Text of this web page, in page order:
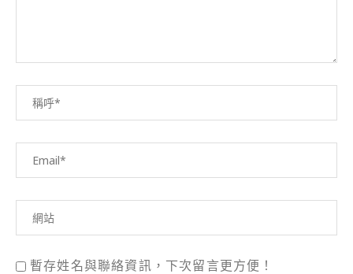
暫存姓名與聯絡資訊，下次留言更方便！